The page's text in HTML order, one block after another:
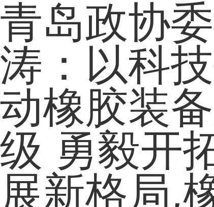
青岛政协
涛：以科
动橡胶装
级 勇毅开
展新格局,